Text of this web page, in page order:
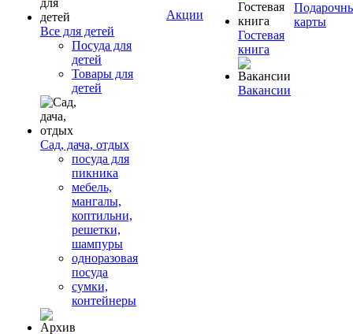
Все для детей
Посуда для
детей
Товары для
детей
Сад, дача, отдых
посуда для
пикника
мебель,
мангалы,
коптильни,
решетки,
шампуры
одноразовая
посуда
сумки,
контейнеры
Акции
Гостевая
книга
Вакансии
карты